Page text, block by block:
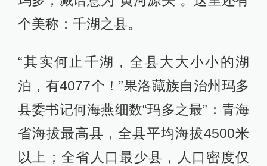
个美称：千湖之县。
“其实何止千湖，全县大大小小的湖
泊，有4077个！”果洛藏族自治州玛多
县委书记何海燕细数“玛多之最”：青海
省海拔最高县，全县平均海拔4500米
以上；全省人口最少县，人口密度仅